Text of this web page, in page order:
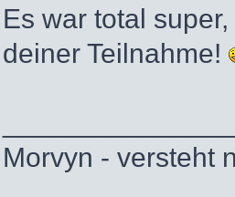
Es war total
deiner Teilnahme!
Morvyn - versteht